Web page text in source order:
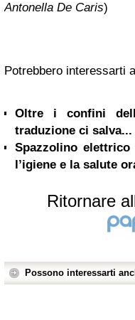
Antonella De Caris)
Potrebbero interessarti
Oltre i confini
traduzione ci salva...
Spazzolino
l’igiene e la salute
Ritornare
Possono interessarti